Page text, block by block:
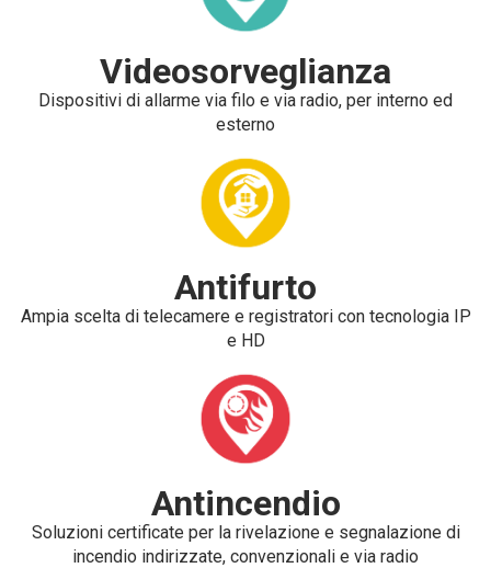
Videosorveglianza
Dispositivi di allarme via filo e via radio, per interno ed
esterno
Antifurto
Ampia scelta di telecamere e registratori con tecnologia IP
e HD
Antincendio
Soluzioni certificate per la rivelazione e segnalazione di
incendio indirizzate, convenzionali e via radio